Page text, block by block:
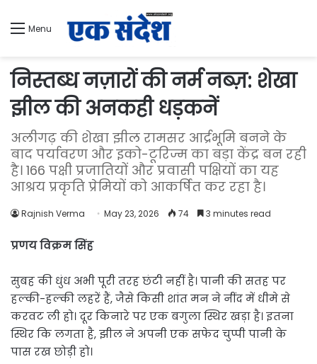
Menu
निस्तब्ध नज़ारों की नर्म नब्ज़: शेखा
झील की अनकही धड़कनें
अलीगढ़ की शेखा झील रामसर आर्द्रभूमि बनने के
बाद पर्यावरण और इको-टूरिज्म का बड़ा केंद्र बन रही
है। 166 पक्षी प्रजातियों और प्रवासी पक्षियों का यह
आश्रय प्रकृति प्रेमियों को आकर्षित कर रहा है।
Rajnish Verma May 23, 2026 74 3 minutes read
प्रणय विक्रम सिंह
सुबह की धुंध अभी पूरी तरह छंटी नहीं है। पानी की सतह पर
हल्की-हल्की लहरें हैं, जैसे किसी शांत मन ने नींद में धीमे से
करवट ली हो। दूर किनारे पर एक बगुला स्थिर खड़ा है। इतना
स्थिर कि लगता है, झील ने अपनी एक सफेद चुप्पी पानी के
पास रख छोड़ी हो।